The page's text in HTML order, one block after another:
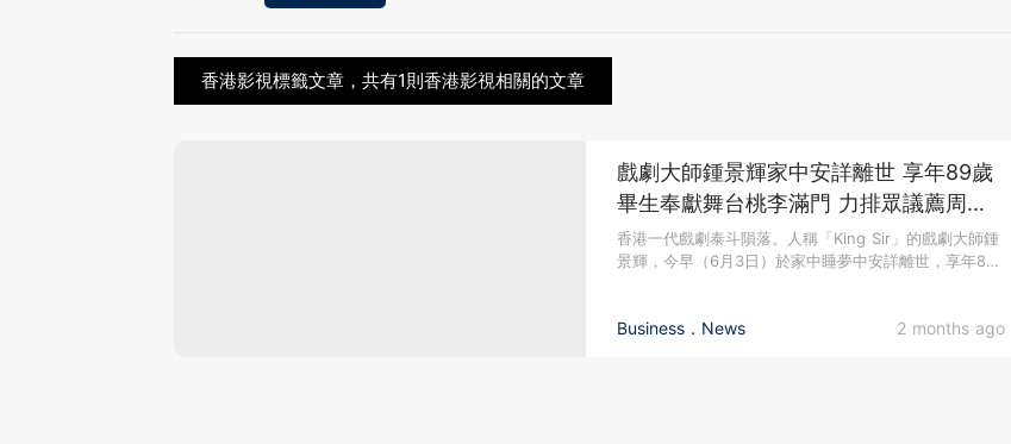
香港影視標籤文章，共有1則香港影視相關的文章
Business．News 2 months ago
戲劇大師鍾景輝家中安詳離世 享年89歲
畢生奉獻舞台桃李滿門 力排眾議薦周潤
發入行 終成巨星
香港一代戲劇泰斗隕落。人稱「King Sir」的戲劇大師鍾
景輝，今早（6月3日）於家中睡夢中安詳離世，享年89